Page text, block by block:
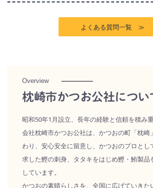
よくある質問一覧 ≫
Overview
枕崎市かつお公社につい
昭和50年1月設立、長年の経験と信頼を積み
会社枕崎市かつお公社は、かつおの町「枕崎
わり、安心安全に留意し、かつおのプロとし
求した鰹の刺身、タタキをはじめ鰹・鮪製品
しています。
かつおの素晴らしさを、全国に広げていきた